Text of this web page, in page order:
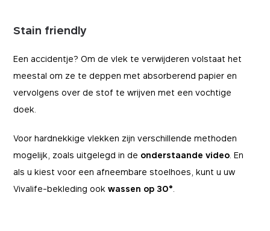
Stain friendly
Een accidentje? Om de vlek te verwijderen volstaat het
meestal om ze te deppen met absorberend papier en
vervolgens over de stof te wrijven met een vochtige
doek.
Voor hardnekkige vlekken zijn verschillende methoden
mogelijk, zoals uitgelegd in de onderstaande video . En
als u kiest voor een afneembare stoelhoes, kunt u uw
Vivalife-bekleding ookwassen op 30°